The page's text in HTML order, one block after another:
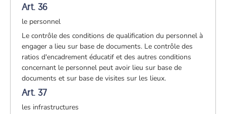
Art. 36
le personnel
Le contrôle des conditions de qualification du personnel à
engager a lieu sur base de documents. Le contrôle des
ratios d'encadrement éducatif et des autres conditions
concernant le personnel peut avoir lieu sur base de
documents et sur base de visites sur les lieux.
Art. 37
les infrastructures